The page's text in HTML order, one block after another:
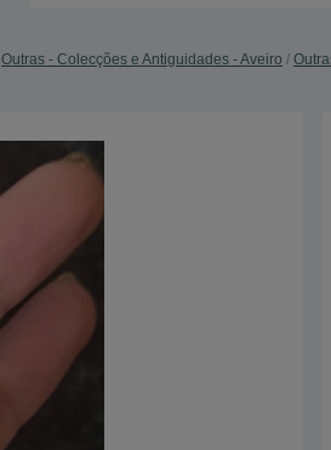
Outras - Colecções e Antiguidades - Aveiro